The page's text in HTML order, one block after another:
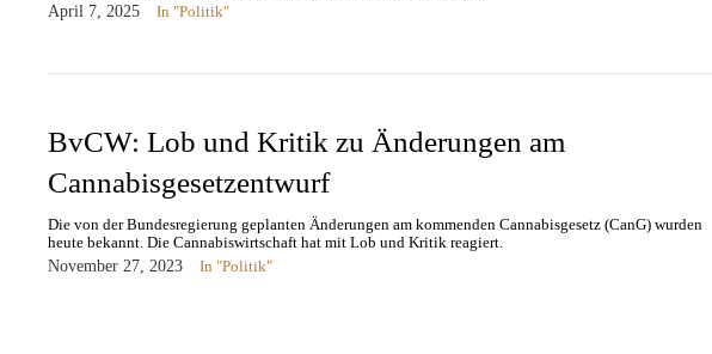
April 7, 2025
In "Politik"
BvCW: Lob und Kritik zu Änderungen am
Cannabisgesetzentwurf
Die von der Bundesregierung geplanten Änderungen am kommenden Cannabisgesetz (CanG) wurden
heute bekannt. Die Cannabiswirtschaft hat mit Lob und Kritik reagiert.
November 27, 2023
In "Politik"